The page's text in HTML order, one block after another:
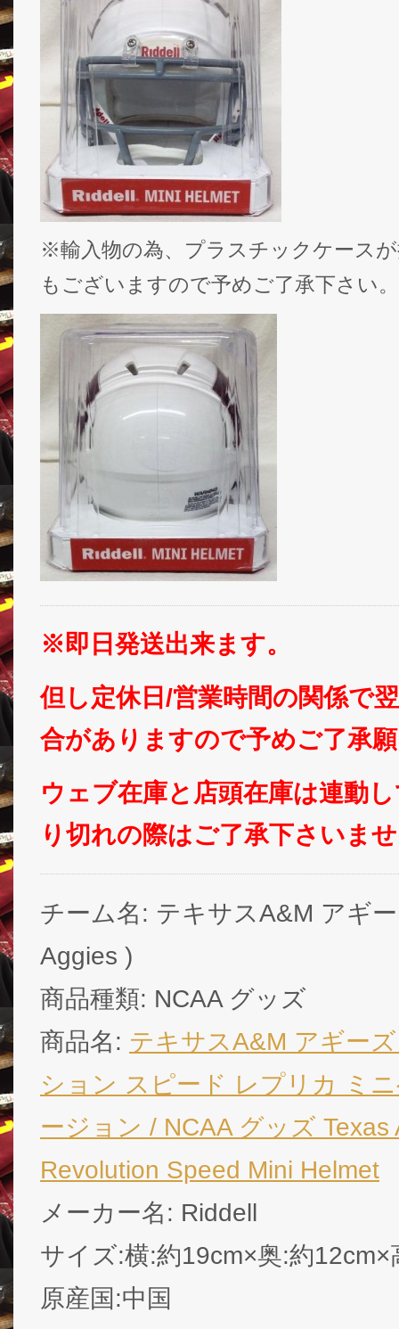
※輸入物の為、プラスチックケース
もございますので予めご了承下さい。
※即日発送出来ます。
但し定休日/営業時間の関係で
合がありますので予めご了承
ウェブ在庫と店頭在庫は連動
り切れの際はご了承下さいま
チーム名: テキサスA&M アギ
Aggies )
商品種類: NCAA グッズ
商品名: テキサスA&M アギー
ション スピード レプリカ ミ
ージョン / NCAA グッズ Texas
Revolution Speed Mini Helmet
メーカー名: Riddell
サイズ:横:約19cm×奥:約12cm×
原産国:中国